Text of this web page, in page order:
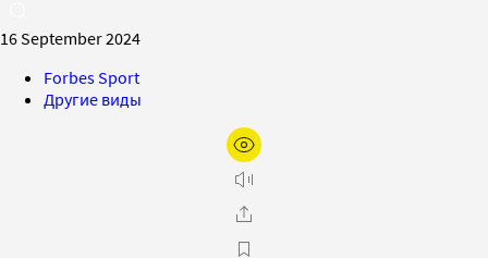
16 September 2024
Forbes Sport
Другие виды